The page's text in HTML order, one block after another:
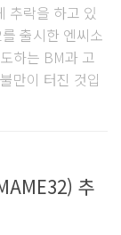
추락을 하고 있
출시한 엔씨소
하는 BM과 고
만이 터진 것입
추